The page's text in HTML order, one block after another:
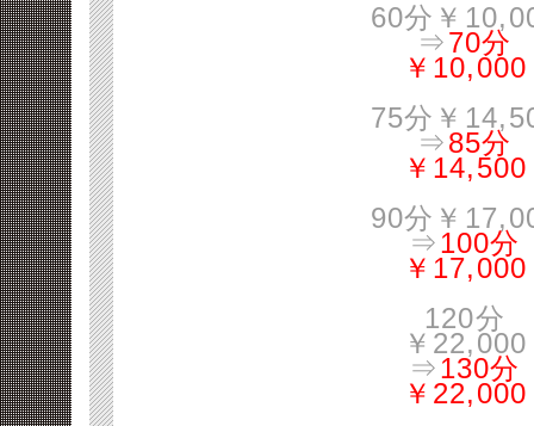
60分￥
⇒70分
￥10,000
75分￥
⇒85分
￥14,500
90分￥
⇒100分
￥17,000
120分
￥22,000
⇒130分
￥22,000